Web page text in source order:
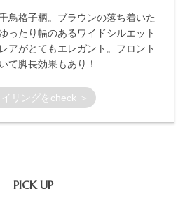
鳥格子柄。ブラウンの落ち着いた
ったり幅のあるワイドシルエット
アがとてもエレガント。フロント
て脚長効果もあり！
イリングをcheck ＞
PICK UP